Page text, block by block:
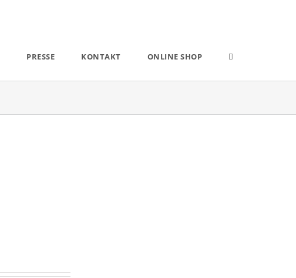
PRESSE KONTAKT ONLINE SHOP